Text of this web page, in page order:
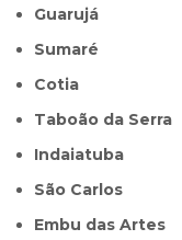
Guarujá
Sumaré
Cotia
Taboão da Serra
Indaiatuba
São Carlos
Embu das Artes